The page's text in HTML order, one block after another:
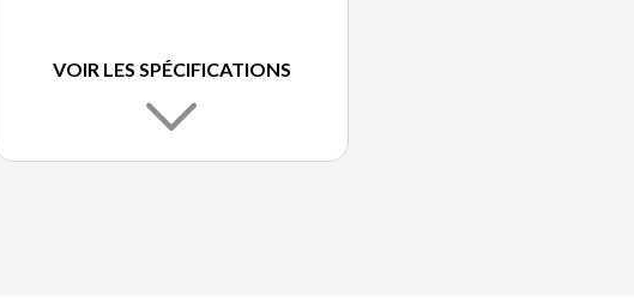
VOIR LES SPÉCIFICATIONS